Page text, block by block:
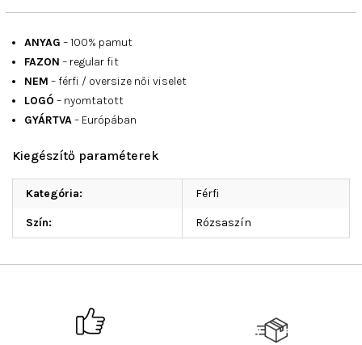
ANYAG – 100% pamut
FAZON – regular fit
NEM – férfi / oversize női viselet
LOGÓ – nyomtatott
GYÁRTVA– Európában
Kiegészítő paraméterek
Kategória: Férfi
Szín: Rózsaszín